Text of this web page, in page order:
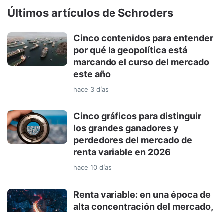
Últimos artículos de Schroders
Cinco contenidos para entender
por qué la geopolítica está
marcando el curso del mercado
este año
hace 3 días
Cinco gráficos para distinguir
los grandes ganadores y
perdedores del mercado de
renta variable en 2026
hace 10 días
Renta variable: en una época de
alta concentración del mercado,